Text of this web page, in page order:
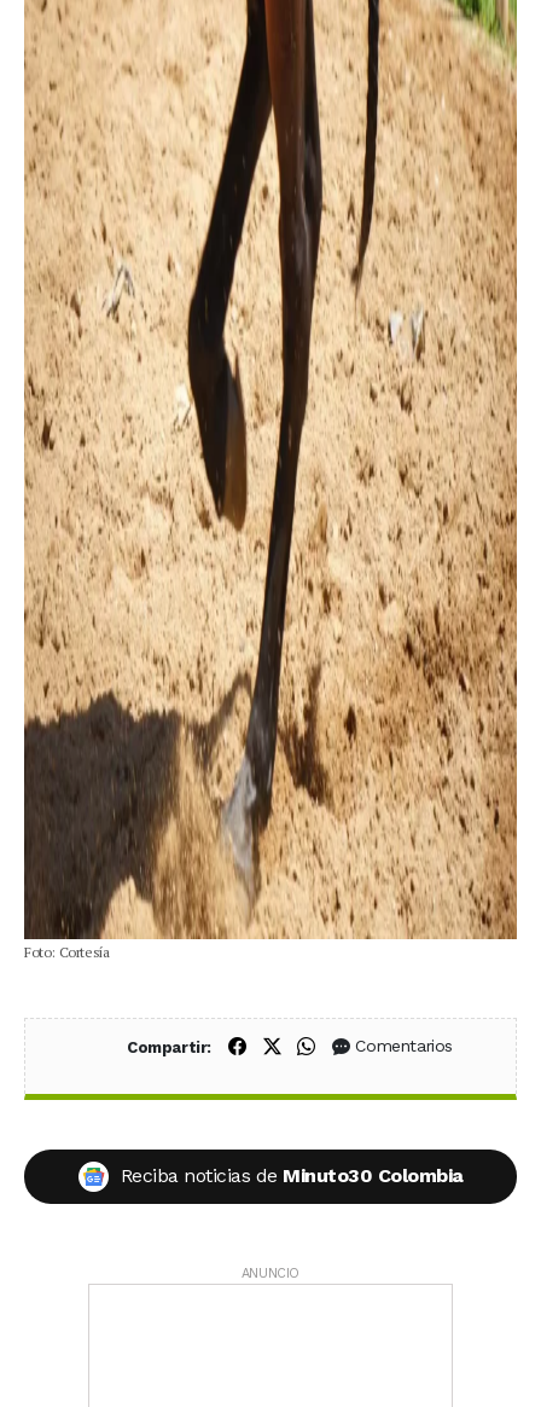
Foto: Cortesía
Compartir: Compartir en Facebook
Compartir en X (Twitter)
Compartir en WhatsApp
Comentarios
Reciba noticias de Minuto30 Colombia
ANUNCIO